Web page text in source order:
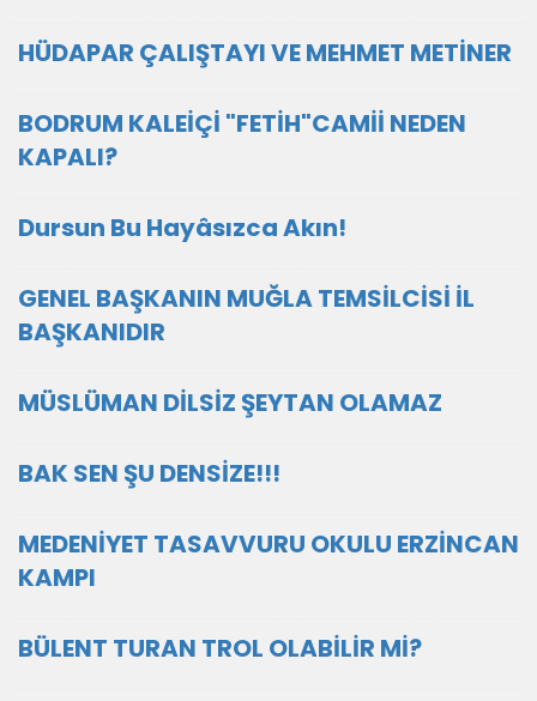
HÜDAPAR ÇALIŞTAYI VE MEHMET METİNER
BODRUM KALEİÇİ "FETİH"CAMİİ NEDEN
KAPALI?
Dursun Bu Hayâsızca Akın!
GENEL BAŞKANIN MUĞLA TEMSİLCİSİ İL
BAŞKANIDIR
MÜSLÜMAN DİLSİZ ŞEYTAN OLAMAZ
BAK SEN ŞU DENSİZE!!!
MEDENİYET TASAVVURU OKULU ERZİNCAN
KAMPI
BÜLENT TURAN TROL OLABİLİR Mİ?